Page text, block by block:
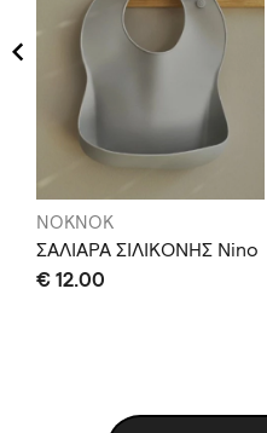
NOKNOK
ΣΑΛΙΑΡΑ ΣΙΛΙΚΟΝΗΣ Nino
€ 12.00